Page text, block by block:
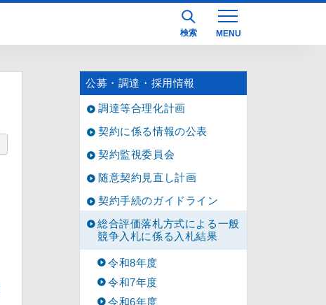
検索
公募・調達・採用情報
調達等合理化計画
契約に係る情報の公表
契約監視委員会
随意契約見直し計画
契約手続のガイドライン
総合評価落札方式による一般
競争入札に係る入札結果
令和8年度
令和7年度
令和6年度